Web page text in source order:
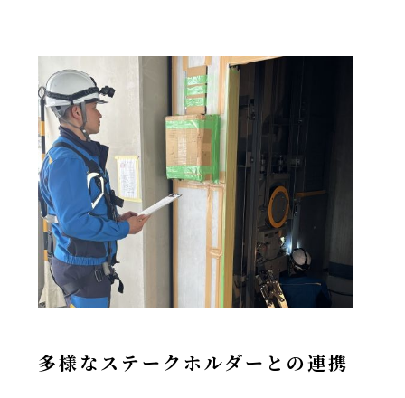
多様なステークホルダーとの連携